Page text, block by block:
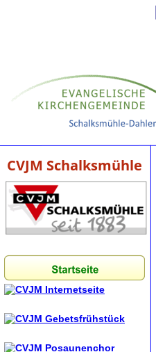
CVJM Schalksmühle